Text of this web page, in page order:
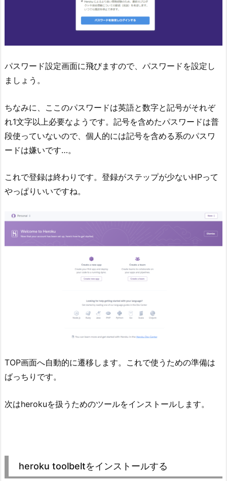
パスワード設定画面に飛びますので、パスワードを設定し
ましょう。
ちなみに、ここのパスワードは英語と数字と記号がそれぞ
れ1文字以上必要なようです。記号を含めたパスワードは普
段使っていないので、個人的には記号を含める系のパスワ
ードは嫌いです…。
これで登録は終わりです。登録がステップが少ないHPって
やっぱりいいですね。
TOP画面へ自動的に遷移します。これで使うための準備は
ばっちりです。
次はherokuを扱うためのツールをインストールします。
heroku toolbeltをインストールする